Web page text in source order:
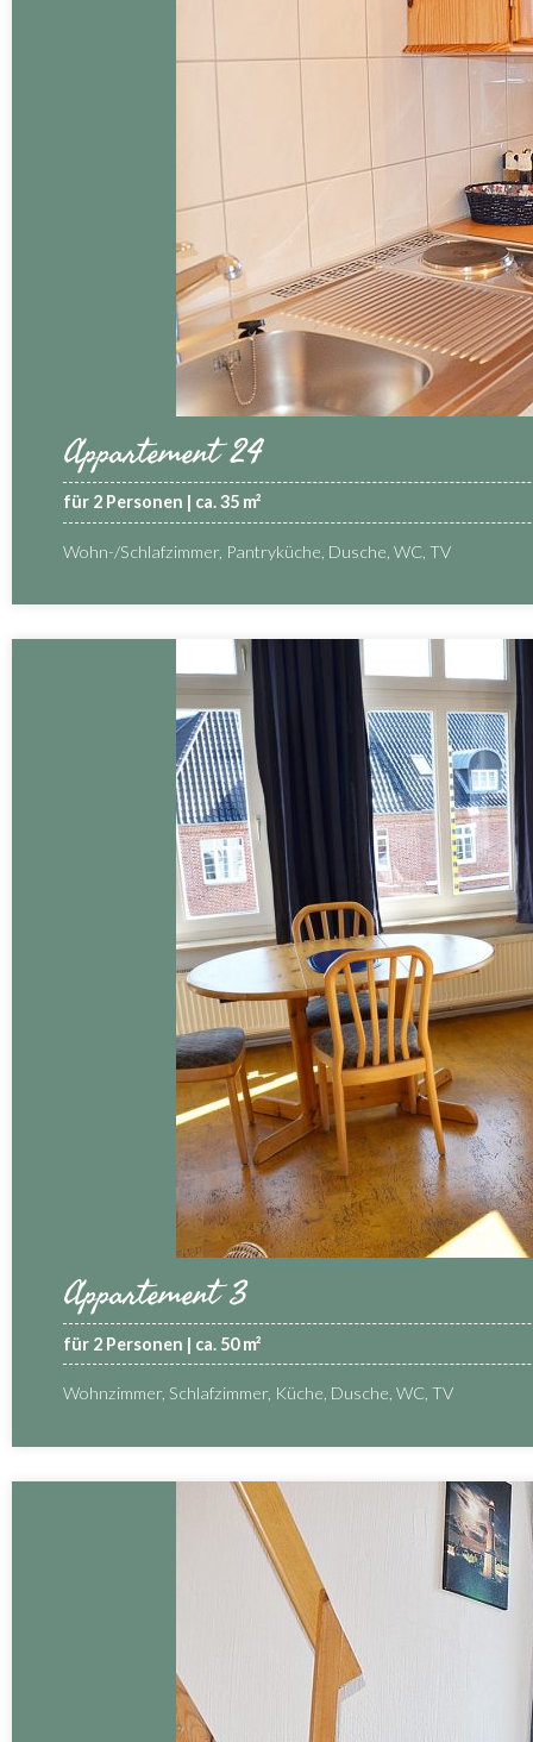
Appartement 24
für 2 Personen | ca. 35 m²
Wohn-/Schlafzimmer, Pantryküche, Dusche, WC, TV
Appartement 3
für 2 Personen | ca. 50 m²
Wohnzimmer, Schlafzimmer, Küche, Dusche, WC, TV